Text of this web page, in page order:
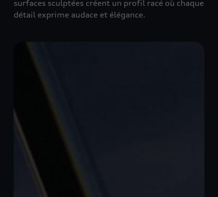
surfaces sculptées créent un profil racé où chaque
détail exprime audace et élégance.